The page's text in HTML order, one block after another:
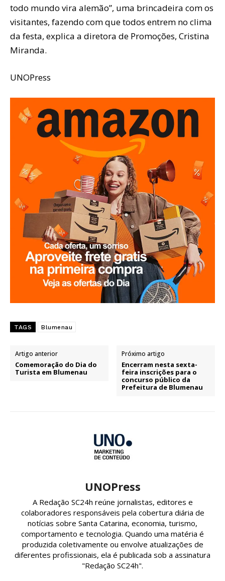
todo mundo vira alemão”, uma brincadeira com os
visitantes, fazendo com que todos entrem no clima
da festa, explica a diretora de Promoções, Cristina
Miranda.
UNOPress
TAGS Blumenau
Artigo anterior
Comemoração do Dia do
Turista em Blumenau
Próximo artigo
Encerram nesta sexta-
feira inscrições para o
concurso público da
Prefeitura de Blumenau
UNOPress
A Redação SC24h reúne jornalistas, editores e
colaboradores responsáveis pela cobertura diária de
notícias sobre Santa Catarina, economia, turismo,
comportamento e tecnologia. Quando uma matéria é
produzida coletivamente ou envolve atualizações de
diferentes profissionais, ela é publicada sob a assinatura
"Redação SC24h".